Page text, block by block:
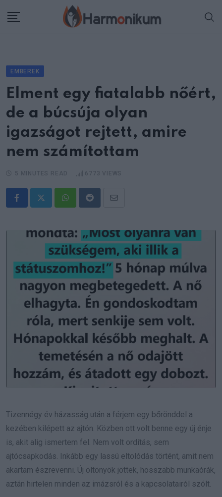
EMBEREK
Elment egy fiatalabb nőért,
de a búcsúja olyan
igazságot rejtett, amire
nem számítottam
WhatsappRedditShare
Email
Tizennégy év házasság után a férjem egy bőrönddel a
kezében kilépett az ajtón. Közben ott volt benne egy új énje
is, akit alig ismertem fel. Nem volt ordítás, sem
ajtócsapkodás. Inkább egy lassú eltolódás történt, amit nem
akartam észrevenni. Új öltönyök jöttek, hosszabb munkaórák,
aztán hirtelen minden az imázsról és a kapcsolatairól szólt.